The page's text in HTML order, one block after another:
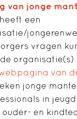
van jonge
een
vragen
organisatie(s)
van
jonge
in
en